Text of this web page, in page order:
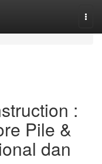
:
Pile &
dan